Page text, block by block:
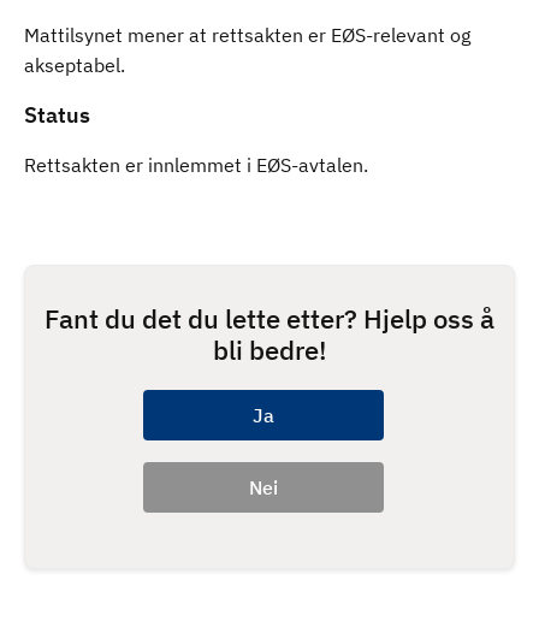
Mattilsynet mener at rettsakten er EØS-relevant og
akseptabel.
Status
Rettsakten er innlemmet i EØS-avtalen.
Fant du det du lette etter? Hjelp oss å
bli bedre!